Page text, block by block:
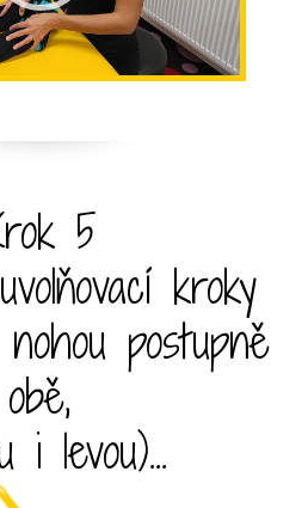
5
kroky
postupně
obě,
i levou)...